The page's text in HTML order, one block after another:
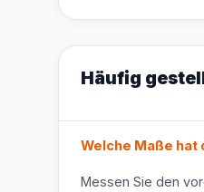
Häufig
Welche Maße
Messen Sie den